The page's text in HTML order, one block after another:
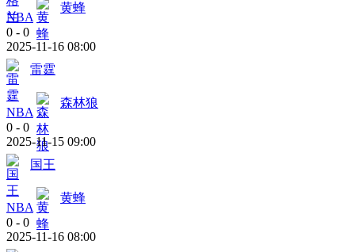
NBA
黄蜂
0 - 0
2025-11-16 08:00
雷霆
NBA
森林狼
0 - 0
2025-11-15 09:00
国王
NBA
黄蜂
0 - 0
2025-11-16 08:00